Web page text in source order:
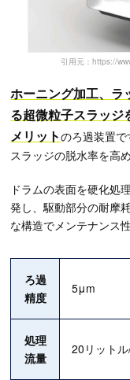
引用元：https://
ホーニング加工、ラ
る超微粒子スラッジ
メリットのろ過装置
スラッジの脱水率を高
ドラムの表面を硬化処
発し、駆動部分の耐摩
な構造でメンテナンス
ろ過
精度
5μm
処理
流量
20リット